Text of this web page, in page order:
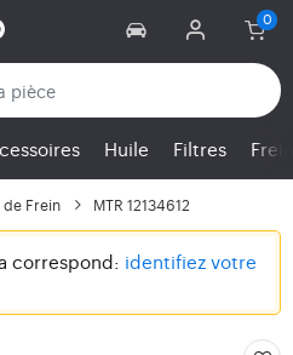
Huile Filtres
de Frein MTR 12134612
correspond: identifiez votre